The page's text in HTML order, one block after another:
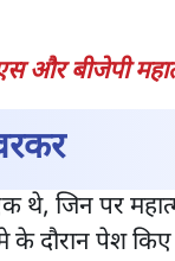
और बीजेपी
जिन पर
के दौरान पेश